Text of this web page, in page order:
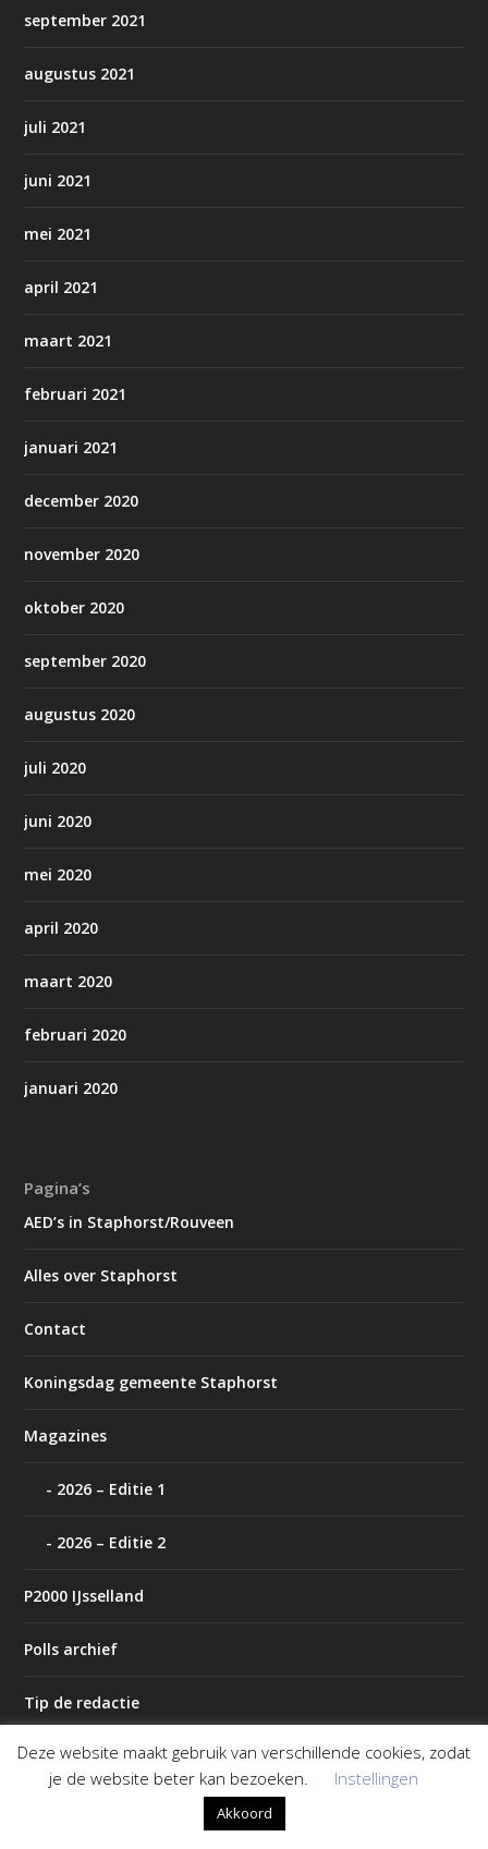
september 2021
augustus 2021
juli 2021
juni 2021
mei 2021
april 2021
maart 2021
februari 2021
januari 2021
december 2020
november 2020
oktober 2020
september 2020
augustus 2020
juli 2020
juni 2020
mei 2020
april 2020
maart 2020
februari 2020
januari 2020
Pagina’s
AED’s in Staphorst/Rouveen
Alles over Staphorst
Contact
Koningsdag gemeente Staphorst
Magazines
2026 – Editie 1
2026 – Editie 2
P2000 IJsselland
Polls archief
Tip de redactie
Weer
Deze website maakt gebruik van verschillende cookies, zodat
je de website beter kan bezoeken.
Instellingen
Akkoord